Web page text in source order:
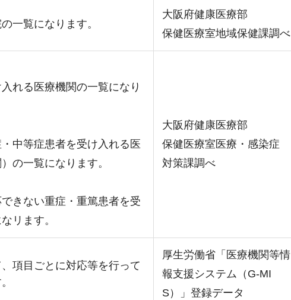
一覧になります。
大阪府健康医療部
保健医療室地域保健課調べ
れる医療機関の一覧になり
中等症患者を受け入れる医
の一覧になります。
きない重症・重篤患者を受
リます。
大阪府健康医療部
保健医療室医療・感染症
対策課調べ
項目ごとに対応等を行って
厚生労働省「医療機関等情
報支援システム（G-MI
S）」登録データ